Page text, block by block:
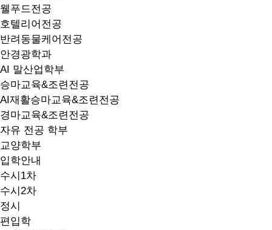
웰푸드전공
호텔리어전공
반려동물케어전공
안경광학과
AI 말산업학부
승마교육&조련전공
AI재활승마교육&조련전공
경마교육&조련전공
자유 전공 학부
교양학부
입학안내
수시1차
수시2차
정시
편입학